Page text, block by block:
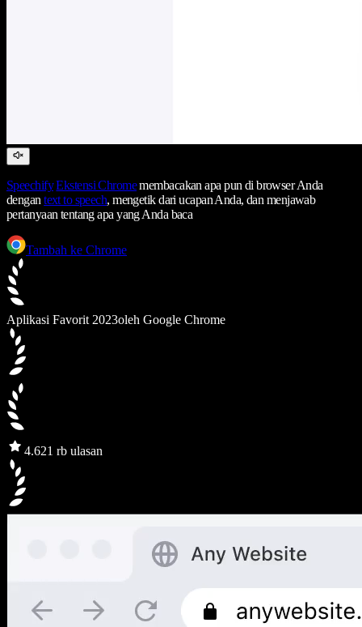
Speechify Ekstensi Chromemembacakan apa pun di browser Anda
dengantext to speech, mengetik dari ucapan Anda, dan menjawab
pertanyaan tentang apa yang Anda baca
Tambah ke Chrome
Aplikasi Favorit 2023oleh Google Chrome
4.621 rb ulasan